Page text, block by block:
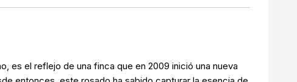
es el reflejo de una finca que en 2009 inició una nueva